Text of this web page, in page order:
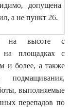
допущена
а не пункт 26.
на высоте с
на площадках с
и более, а также
выполняемые
перепадов по